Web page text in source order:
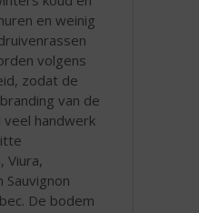
en weinig
volgens
zodat de
van de
handwerk
Viura,
Sauvignon
De bodem